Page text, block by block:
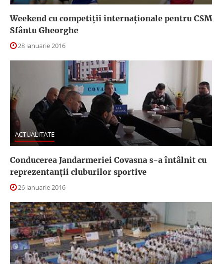
Weekend cu competiții internaționale pentru CSM
Sfântu Gheorghe
28 ianuarie 2016
ACTUALITATE
Conducerea Jandarmeriei Covasna s-a întâlnit cu
reprezentanţii cluburilor sportive
26 ianuarie 2016